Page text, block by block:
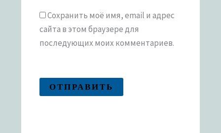
Сохранить моё имя, email и адрес
сайта в этом браузере для
последующих моих комментариев.